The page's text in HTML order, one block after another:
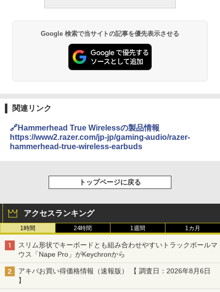
Google 検索で当サイトの記事を優先表示させる
関連リンク
🔗Hammerhead True Wirelessの製品情報
https://www2.razer.com/jp-jp/gaming-audio/razer-
hammerhead-true-wireless-earbuds
トップページに戻る
アクセスランキング
1時間 24時間 1週間 1カ月
スリム形状でキーボードとも組み合わせやすいトラックボールマ
ウス「Nape Pro」がKeychronから
アキバお買い得価格情報（速報版） 【 調査日：2026年8月6日
】